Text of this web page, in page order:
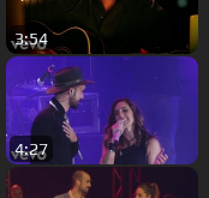
3:54
4:27